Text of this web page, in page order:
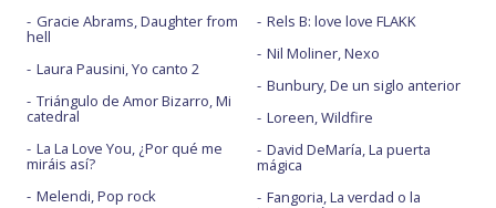
Gracie Abrams, Daughter from
hell
Laura Pausini, Yo canto 2
Triángulo de Amor Bizarro, Mi
catedral
La La Love You, ¿Por qué me
miráis así?
Melendi, Pop rock
Rels B: love love FLAKK
Nil Moliner, Nexo
Bunbury, De un siglo anterior
Loreen, Wildfire
David DeMaría, La puerta
mágica
Fangoria, La verdad o la